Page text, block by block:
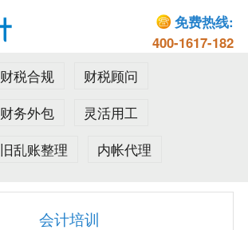
免费热线:
400-1617-182
财税合规
财税顾问
财务外包
灵活用工
旧乱账整理 内帐代理
会计培训